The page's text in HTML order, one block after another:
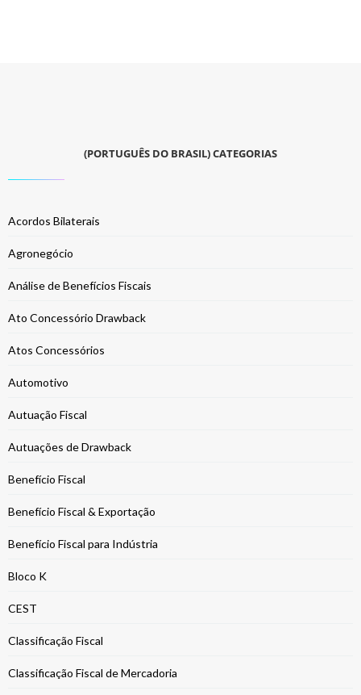
(PORTUGUÊS DO BRASIL) CATEGORIAS
Acordos Bilaterais
Agronegócio
Análise de Benefícios Fiscais
Ato Concessório Drawback
Atos Concessórios
Automotivo
Autuação Fiscal
Autuações de Drawback
Benefício Fiscal
Benefício Fiscal & Exportação
Benefício Fiscal para Indústria
Bloco K
CEST
Classificação Fiscal
Classificação Fiscal de Mercadoria